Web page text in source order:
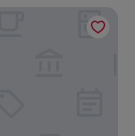
de
114 €